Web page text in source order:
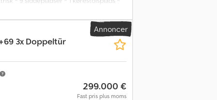
* Tagklimaanlæg * Opvarmning af
* Håndtag * Stop-knapper *
* Klapsæder Credetw Iy Eopfx Ah Sef
Indbytningsmulighed * Mellem­salg, fejl
Annoncer
3x Doppeltür
299.000 €
Fast pris plus moms